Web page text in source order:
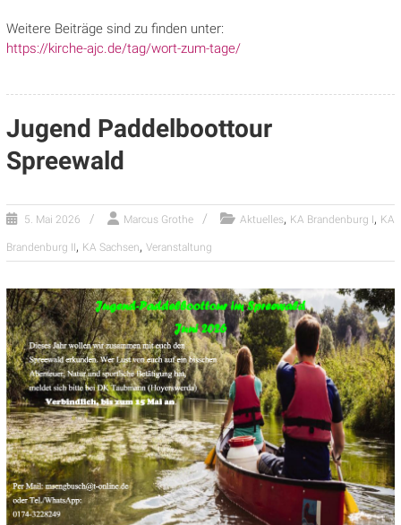
Weitere Beiträge sind zu finden unter:
https://kirche-ajc.de/tag/wort-zum-tage/
Jugend Paddelboottour
Spreewald
5. Mai 2026 Marcus Grothe Aktuelles, KA Brandenburg I, KA
Brandenburg II, KA Sachsen, Veranstaltung